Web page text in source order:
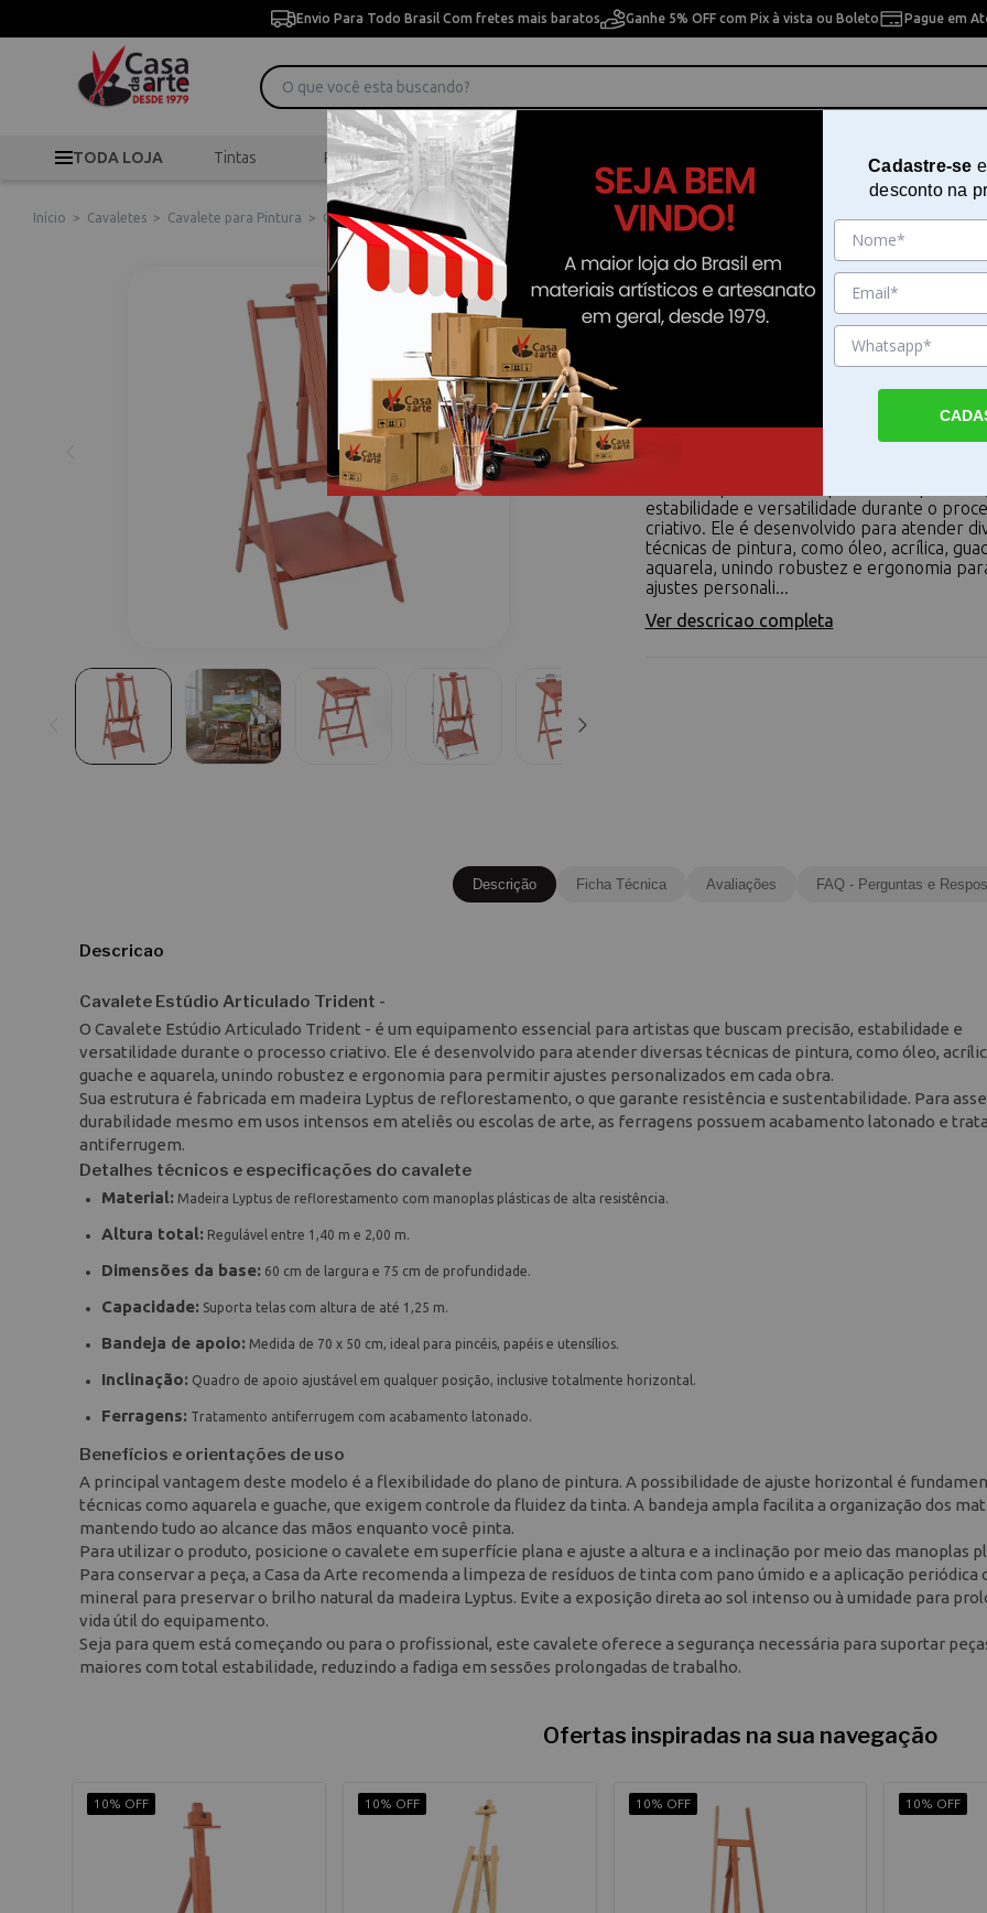
Envio Para Todo Brasil Com fretes mais baratos Ganhe 5% OFF com Pix à vista ou Boleto Pague em
TODA LOJA Tintas Pincéis Desenho Pintura
Início > Cavaletes > Cavalete para Pintura > Cavalete Estúdio Articulado Trident - 12338
Cavalete Estúdio Articulado
12338
Cavalete Estúdio Articulado Trident - O
estabilidade e versatilidade durante o
criativo. Ele é desenvolvido para atender
técnicas de pintura, como óleo, acrílica,
aquarela, unindo robustez e ergonomia
ajustes personali...
Ver descricao completa
Descrição Ficha Técnica Avaliações FAQ - Perguntas e
Descricao
Cavalete Estúdio Articulado Trident -
O Cavalete Estúdio Articulado Trident - é um equipamento essencial para artistas que buscam precisão, estabilidade e
versatilidade durante o processo criativo. Ele é desenvolvido para atender diversas técnicas de pintura, como óleo,
guache e aquarela, unindo robustez e ergonomia para permitir ajustes personalizados em cada obra.
Sua estrutura é fabricada em madeira Lyptus de reflorestamento, o que garante resistência e sustentabilidade. Para
durabilidade mesmo em usos intensos em ateliês ou escolas de arte, as ferragens possuem acabamento latonado e
antiferrugem.
Detalhes técnicos e especificações do cavalete
Material: Madeira Lyptus de reflorestamento com manoplas plásticas de alta resistência.
Altura total: Regulável entre 1,40 m e 2,00 m.
Dimensões da base: 60 cm de largura e 75 cm de profundidade.
Capacidade: Suporta telas com altura de até 1,25 m.
Bandeja de apoio: Medida de 70 x 50 cm, ideal para pincéis, papéis e utensílios.
Inclinação: Quadro de apoio ajustável em qualquer posição, inclusive totalmente horizontal.
Ferragens: Tratamento antiferrugem com acabamento latonado.
Benefícios e orientações de uso
A principal vantagem deste modelo é a flexibilidade do plano de pintura. A possibilidade de ajuste horizontal é
técnicas como aquarela e guache, que exigem controle da fluidez da tinta. A bandeja ampla facilita a organização dos
mantendo tudo ao alcance das mãos enquanto você pinta.
Para utilizar o produto, posicione o cavalete em superfície plana e ajuste a altura e a inclinação por meio das manoplas
Para conservar a peça, a Casa da Arte recomenda a limpeza de resíduos de tinta com pano úmido e a aplicação periódica
mineral para preservar o brilho natural da madeira Lyptus. Evite a exposição direta ao sol intenso ou à umidade para
vida útil do equipamento.
Seja para quem está começando ou para o profissional, este cavalete oferece a segurança necessária para suportar
maiores com total estabilidade, reduzindo a fadiga em sessões prolongadas de trabalho.
Ofertas inspiradas na sua navegação
10% OFF 10% OFF 10% OFF 10% OFF
Cadastre-se
desconto na